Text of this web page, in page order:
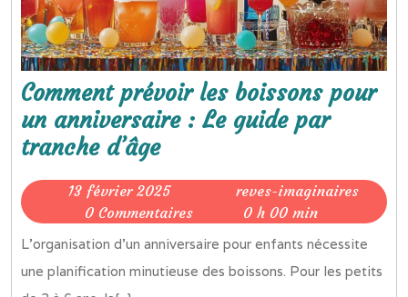
Comment prévoir les boissons pour
un anniversaire : Le guide par
tranche d’âgeComment
prévoir
les
boissons
pour
un
13 février 202513
février
reves-imaginaires
0 Commentaires 0 h 00 min
L'organisation d'un anniversaire pour enfants nécessite
une planification minutieuse des boissons. Pour les petits